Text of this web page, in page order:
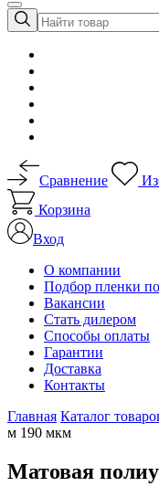
Сравнение
Корзина
Вход
О компании
Подбор пленки
Вакансии
Стать дилером
Способы оплаты
Гарантии
Доставка
Контакты
Главная Каталог
м 190 мкм
Матовая